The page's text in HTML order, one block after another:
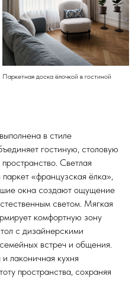
Паркетная доска ёлочкой в гостиной
в стиле
гостиную, столовую
Светлая
«французская ёлка»,
окна создают ощущение
светом. Мягкая
комфортную зону
с дизайнерскими
встреч и общения.
лаконичная кухня
пространства, сохраняя